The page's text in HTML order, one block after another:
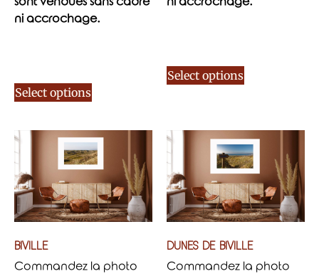
ni accrochage.
Select options
Select options
BIVILLE
Commandez la photo
DUNES DE BIVILLE
Commandez la photo